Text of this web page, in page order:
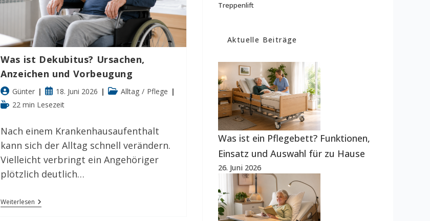
Was ist Dekubitus? Ursachen,
Anzeichen und Vorbeugung
Beitrags-
Autor:
Günter
Beitrag
veröffentlicht:
18. Juni 2026
Beitrags-
Alltag / Pflege
Lesedauer:
22 min Lesezeit
Nach einem Krankenhausaufenthalt
kann sich der Alltag schnell verändern.
Vielleicht verbringt ein Angehöriger
plötzlich deutlich…
Weiterlesen Was
Ist
Treppenlift
Aktuelle Beiträge
Was ist ein Pflegebett? Funktionen,
Einsatz und Auswahl für zu Hause
26. Juni 2026